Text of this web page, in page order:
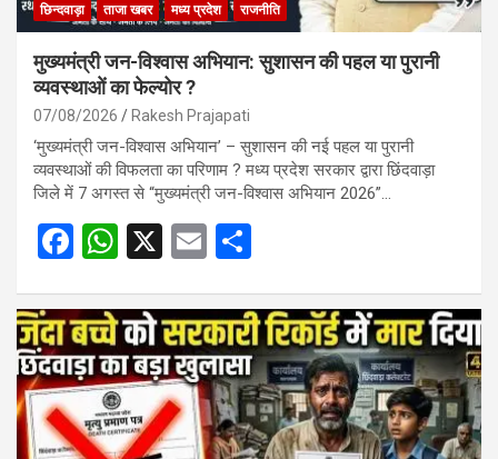
छिन्दवाड़ा ताजा खबर मध्य प्रदेश राजनीति
मुख्यमंत्री जन-विश्वास अभियान: सुशासन की पहल या पुरानी
व्यवस्थाओं का फेल्योर ?
07/08/2026 Rakesh Prajapati
‘मुख्यमंत्री जन-विश्वास अभियान’ – सुशासन की नई पहल या पुरानी
व्यवस्थाओं की विफलता का परिणाम ? मध्य प्रदेश सरकार द्वारा छिंदवाड़ा
जिले में 7 अगस्त से “मुख्यमंत्री जन-विश्वास अभियान 2026”…
F
ce
b
o
o
W
at
s
A
p
X
E
ail ar
e